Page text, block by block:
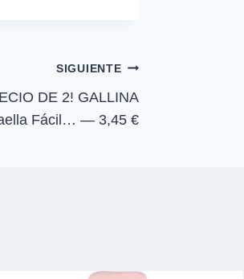
SIGUIENTE
DE 2! GALLINA
Fácil… — 3,45 €